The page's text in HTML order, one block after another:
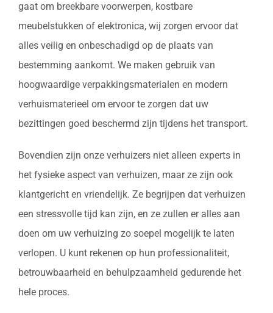
gaat om breekbare voorwerpen, kostbare
meubelstukken of elektronica, wij zorgen ervoor dat
alles veilig en onbeschadigd op de plaats van
bestemming aankomt. We maken gebruik van
hoogwaardige verpakkingsmaterialen en modern
verhuismaterieel om ervoor te zorgen dat uw
bezittingen goed beschermd zijn tijdens het transport.
Bovendien zijn onze verhuizers niet alleen experts in
het fysieke aspect van verhuizen, maar ze zijn ook
klantgericht en vriendelijk. Ze begrijpen dat verhuizen
een stressvolle tijd kan zijn, en ze zullen er alles aan
doen om uw verhuizing zo soepel mogelijk te laten
verlopen. U kunt rekenen op hun professionaliteit,
betrouwbaarheid en behulpzaamheid gedurende het
hele proces.